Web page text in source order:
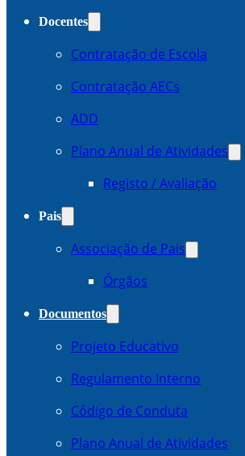
Docentes
Contratação de Escola
Contratação AECs
ADD
Plano Anual de Atividades
Registo / Avaliação
Pais
Associação de Pais
Órgãos
Documentos
Projeto Educativo
Regulamento Interno
Código de Conduta
Plano Anual de Atividades